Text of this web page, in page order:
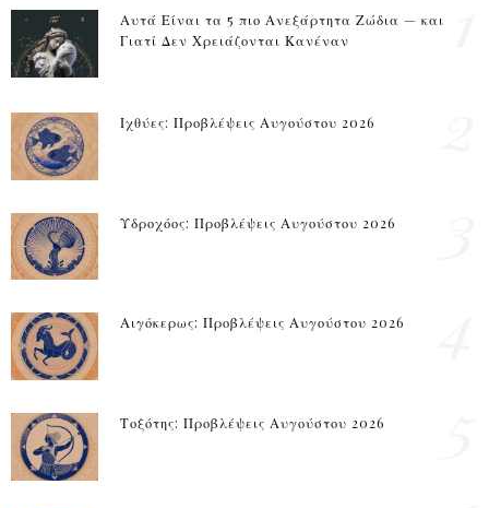
Αυτά Είναι τα 5 πιο Ανεξάρτητα Ζώδια — και
Γιατί Δεν Χρειάζονται Κανέναν
Ιχθύες: Προβλέψεις Αυγούστου 2026
Υδροχόος: Προβλέψεις Αυγούστου 2026
Αιγόκερως: Προβλέψεις Αυγούστου 2026
Τοξότης: Προβλέψεις Αυγούστου 2026